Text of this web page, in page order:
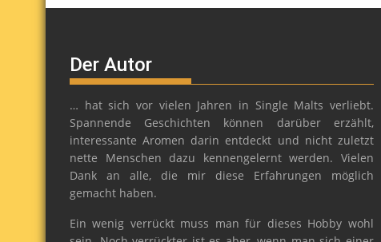
Der Autor
… hat sich vor vielen Jahren in Single Malts verliebt.
Spannende Geschichten können darüber erzählt,
interessante Aromen darin entdeckt und nicht zuletzt
nette Menschen dazu kennengelernt werden. Vielen
Dank an alle, die mir diese Erfahrungen möglich
gemacht haben.
Ein wenig verrückt muss man für dieses Hobby wohl